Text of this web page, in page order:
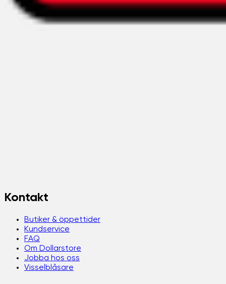
Kontakt
Butiker & öppettider
Kundservice
FAQ
Om Dollarstore
Jobba hos oss
Visselblåsare